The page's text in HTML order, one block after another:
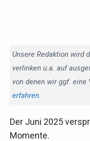
Unsere Redaktion wird
verlinken u.a. auf
von denen wir ggf. eine
erfahren.
Der Juni 2025
Momente.